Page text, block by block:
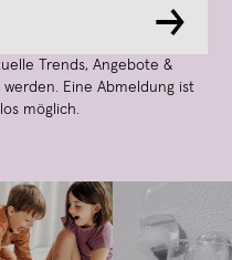
→
Trends, Angebote &
Eine Abmeldung ist
möglich.